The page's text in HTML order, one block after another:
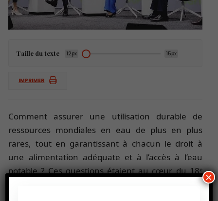
Taille du texte 12px 15px
IMPRIMER
Comment assurer une utilisation durable de
ressources mondiales en eau de plus en plus
rares, tout en garantissant à chacun le droit à
une alimentation adéquate et à l’accès à l’eau
potable ? Ces questions étaient au cœur du 18ᵉ
Forum mondial pour l’alimentation et l’agriculture
×